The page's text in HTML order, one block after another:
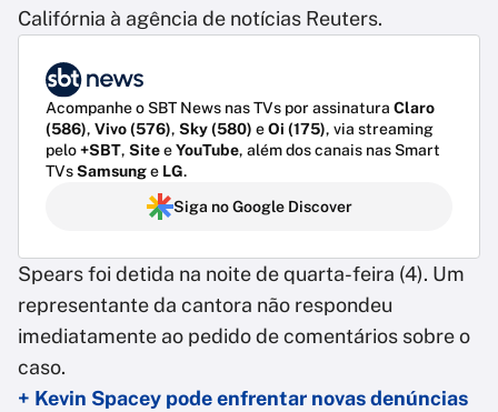
Califórnia à agência de notícias Reuters.
Acompanhe o SBT News nas TVs por assinatura Claro
(586), Vivo (576), Sky (580) eOi (175), via streaming
pelo+SBT, SiteeYouTube, além dos canais nas Smart
TVsSamsunge LG.
Siga no Google Discover
Spears foi detida na noite de quarta-feira (4). Um
representante da cantora não respondeu
imediatamente ao pedido de comentários sobre o
caso.
+ Kevin Spacey pode enfrentar novas denúncias